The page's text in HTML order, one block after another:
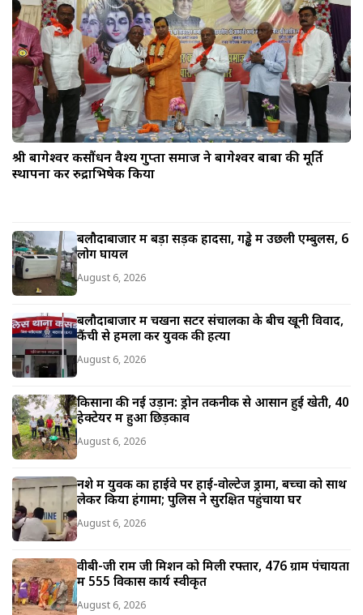
श्री बागेश्वर कसौंधन वैश्य गुप्ता समाज ने बागेश्वर बाबा की मूर्ति
स्थापना कर रुद्राभिषेक किया
बलौदाबाजार में बड़ा सड़क हादसा, गड्ढे में उछली एम्बुलेंस, 6
लोग घायल
August 6, 2026
बलौदाबाजार में चखना सेंटर संचालकों के बीच खूनी विवाद,
कैंची से हमला कर युवक की हत्या
August 6, 2026
किसानों की नई उड़ान: ड्रोन तकनीक से आसान हुई खेती, 40
हेक्टेयर में हुआ छिड़काव
August 6, 2026
नशे में युवक का हाईवे पर हाई-वोल्टेज ड्रामा, बच्चों को साथ
लेकर किया हंगामा; पुलिस ने सुरक्षित पहुंचाया घर
August 6, 2026
वीबी-जी राम जी मिशन को मिली रफ्तार, 476 ग्राम पंचायतों
में 555 विकास कार्य स्वीकृत
August 6, 2026